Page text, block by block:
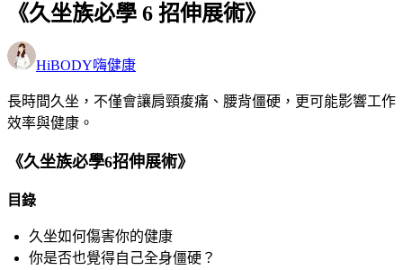
《久坐族必學 6 招伸展術》
HiBODY嗨健康
長時間久坐，不僅會讓肩頸痠痛、腰背僵硬，更可能影響工作
效率與健康。
《久坐族必學6招伸展術》
目錄
久坐如何傷害你的健康
你是否也覺得自己全身僵硬？